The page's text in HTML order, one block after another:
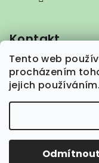
Tento web
procházením
jejich
Odmítnout
Kontakt
@ vepez.cz
+420 776 664 373